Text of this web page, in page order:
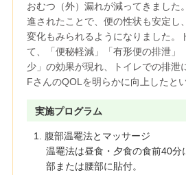
おむつ（外）漏れが減ってきました
進されたことで、便の性状も安定し
変化もみられるようになりました。
て、「便秘軽減」「有形便の排泄」
少」の効果が現れ、トイレでの排泄
FさんのQOLを明らかに向上したと
実施プログラム
1. 腹部温罨法とマッサージ
温罨法は昼食・夕食の食前40分
部または腰部に貼付。